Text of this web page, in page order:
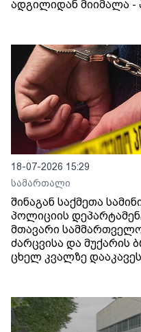
ადგილიდან მიიმალა -
18-07-2026 15:29
სამართალი
შინაგან საქმეთა
პოლიციის
მთავარი
ძარცვისა და
ცხელ კვალზე